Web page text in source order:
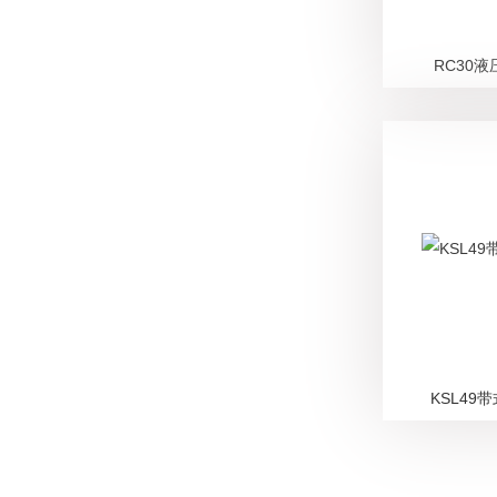
RC30液
KSL49